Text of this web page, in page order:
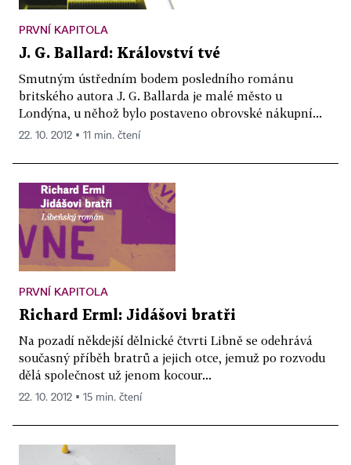
PRVNÍ KAPITOLA
J. G. Ballard: Království tvé
Smutným ústředním bodem posledního románu
britského autora J. G. Ballarda je malé město u
Londýna, u něhož bylo postaveno obrovské nákupní...
22. 10. 2012 ▪ 11 min. čtení
PRVNÍ KAPITOLA
Richard Erml: Jidášovi bratři
Na pozadí někdejší dělnické čtvrti Libně se odehrává
současný příběh bratrů a jejich otce, jemuž po rozvodu
dělá společnost už jenom kocour...
22. 10. 2012 ▪ 15 min. čtení